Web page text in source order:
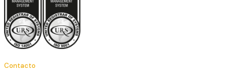
Contacto